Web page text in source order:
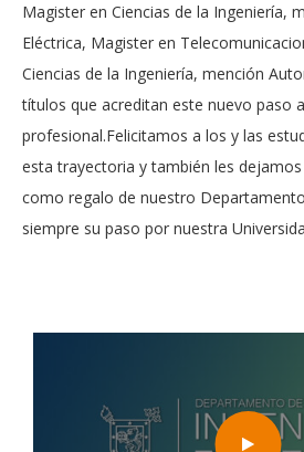
Magister en Ciencias de la Ingeniería,
Eléctrica, Magister en
Ciencias de la Ingeniería, mención
títulos que acreditan este nuevo paso
profesional.Felicitamos a los y las
esta trayectoria y también les
como regalo de nuestro
siempre su paso por nuestra